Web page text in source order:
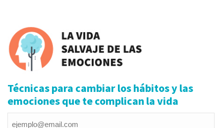
Técnicas para cambiar los hábitos y las
emociones que te complican la vida